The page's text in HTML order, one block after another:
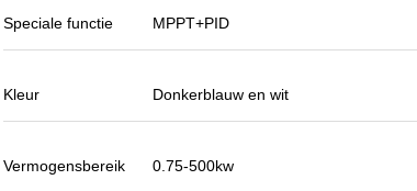
voor tentoonstelling
Wij gaan nieuwe orden spoedig
agent en dit jaar, zijn er meer dan 8.
van hen verkopen slechts
Speciale functie MPPT+PID
Kleur Donkerblauw en wit
Vermogensbereik 0.75-500kw